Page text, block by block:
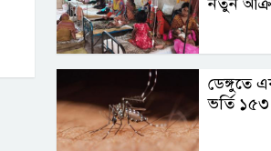
ডেঙ্গুতে
ভর্তি ১৫৩